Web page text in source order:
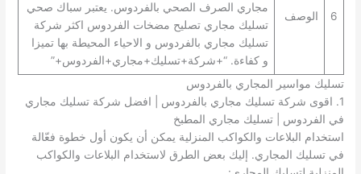
6 الوصف
مجاري الصرف الصحي بالفردوس. يعتبر سباك صحي
تسليك مجاري تصليح مضخات الفردوس اكثر شركة
تسليك مجاري بالفردوس و الاحياء المحيطة بها تميزا
و كفاءة. “+شركة+تسليك+مجاري+الفردوس+”
تسليك مواسير المجاري بالفردوس
1. اقوى شركة تسليك مجاري بالفردوس | افضل شركة تسليك مجاري
في الفردوس | تسليك مجاري المطبخ
استخدام البلاعات والكواكب المنزلية يمكن أن يكون أول خطوة فعّالة
في تسليك المجاري. إليك بعض الطرق لاستخدام البلاعات والكواكب